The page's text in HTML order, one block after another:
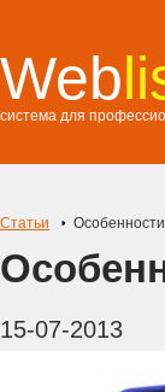
Web
система для
Статьи
15-07-2013